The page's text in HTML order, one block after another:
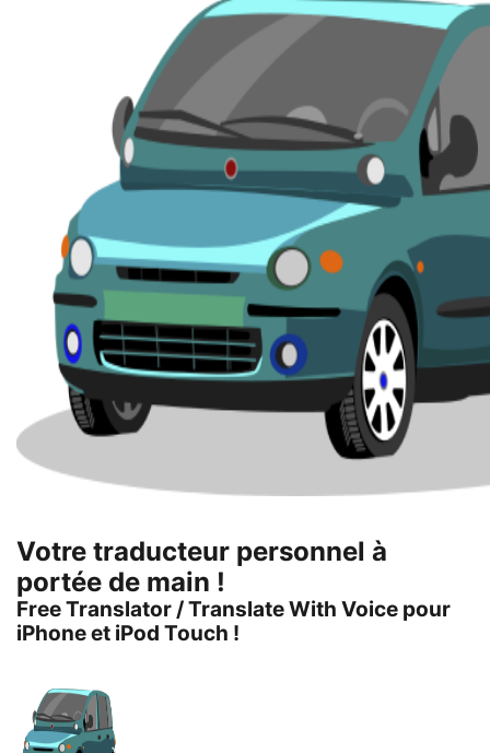
Votre traducteur personnel à
portée de main !
Free Translator / Translate With Voice pour
iPhone et iPod Touch !